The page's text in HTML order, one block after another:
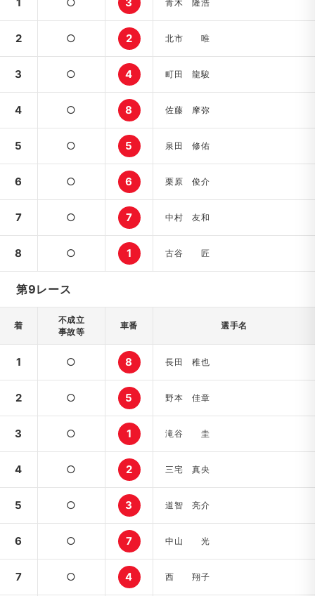
1 ○ 3 青木 隆浩
2 ○ 2 北市 唯
3 ○ 4 町田 龍駿
4 ○ 8 佐藤 摩弥
5 ○ 5 泉田 修佑
6 ○ 6 栗原 俊介
7 ○ 7 中村 友和
8 ○ 1 古谷 匠
第9レース
着
不成立
事故等
車番 選手名
1 ○ 8 長田 稚也
2 ○ 5 野本 佳章
3 ○ 1 滝谷 圭
4 ○ 2 三宅 真央
5 ○ 3 道智 亮介
6 ○ 7 中山 光
7 ○ 4 西 翔子